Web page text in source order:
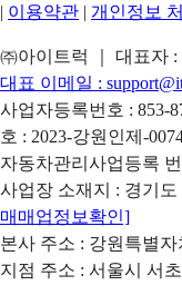
| 이용약관 | 개인정보
㈜아이트럭 ｜ 대표자
대표 이메일 :
사업자등록번호 : 853-
호 : 2023-강원인제-
자동차관리사업등록
사업장 소재지 : 경기
매매업정보확인]
본사 주소 : 강원특별자
지점 주소 : 서울시 서